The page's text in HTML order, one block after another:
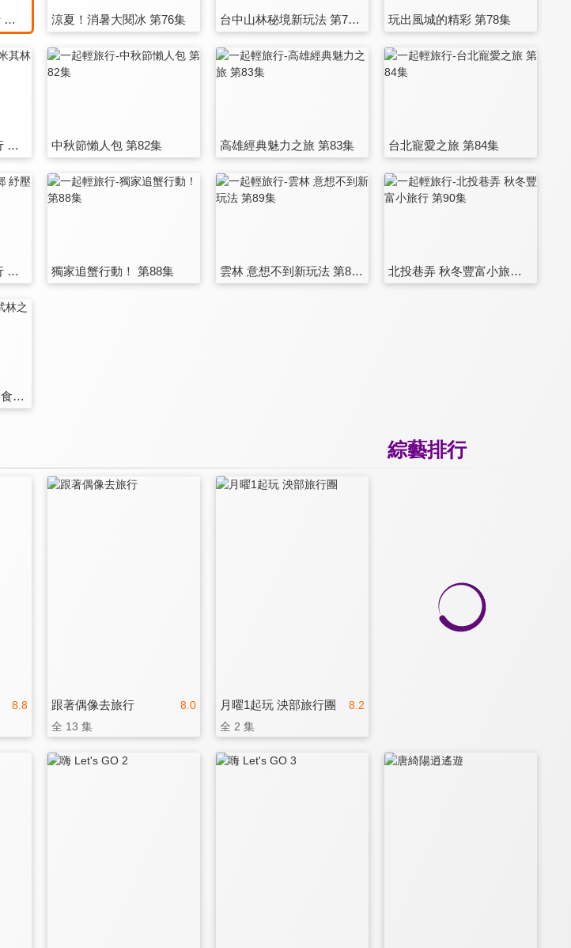
走吧！來趟台中潮旅行 第75集 涼夏！消暑大閱冰 第76集 台中山林秘境新玩法 第77集 玩出風城的精彩 第78集
台北 跟著米其林去旅行 第81集 中秋節懶人包 第82集 高雄經典魅力之旅 第83集 台北寵愛之旅 第84集
宜蘭溫泉鄉 紓壓小旅行 第87集 獨家追蟹行動！ 第88集 雲林 意想不到新玩法 第89集 北投巷弄 秋冬豐富小旅行 第90集
舌尖上的武林之金庸美食 第93集
綜藝排行
8.8 8.0
跟著偶像去旅行
全 13 集
8.2
月曜1起玩 泱部旅行團
全 2 集